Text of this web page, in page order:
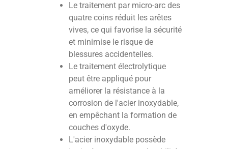
Le traitement par micro-arc des
quatre coins réduit les arêtes
vives, ce qui favorise la sécurité
et minimise le risque de
blessures accidentelles.
Le traitement électrolytique
peut être appliqué pour
améliorer la résistance à la
corrosion de l'acier inoxydable,
en empêchant la formation de
couches d'oxyde.
L'acier inoxydable possède